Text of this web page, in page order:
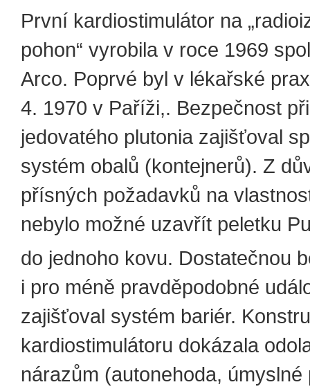
První kardiostimulátor na
pohon“ vyrobila v roce 1969
Arco. Poprvé byl v lékařské
4. 1970 v Paříži,. Bezpečnost
jedovatého plutonia zajišťoval
systém obalů (kontejnerů). Z
přísných požadavků na
nebylo možné uzavřít peletku
do jednoho kovu. Dostatečnou
i pro méně pravděpodobné
zajišťoval systém bariér.
kardiostimulátoru dokázala
nárazům (autonehoda,